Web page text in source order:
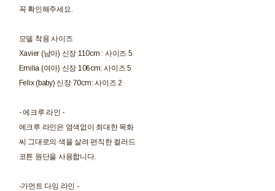
꼭 확인해주세요.
모델 착용 사이즈
Xavier (남아) 신장 110cm : 사이즈 5
Emilia (여아) 신장 106cm: 사이즈 5
Felix (baby) 신장 70cm: 사이즈 2
- 에크루 라인 -
에크루 라인은 염색없이 최대한 목화
씨 그대로의 색을 살려 편직한 컬러드
코튼 원단을 사용합니다.
-가먼트 다잉 라인 -